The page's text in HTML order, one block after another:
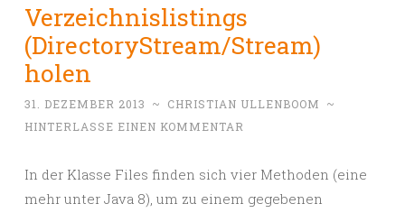
Verzeichnislistings
(DirectoryStream/Stream)
holen
31. DEZEMBER 2013 ~ CHRISTIAN ULLENBOOM
~
HINTERLASSE EINEN KOMMENTAR
In der Klasse Files finden sich vier Methoden (eine
mehr unter Java 8), um zu einem gegebenen